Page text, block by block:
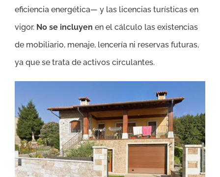
eficiencia energética— y las licencias turísticas en
vigor. No se incluyen en el cálculo las existencias
de mobiliario, menaje, lencería ni reservas futuras,
ya que se trata de activos circulantes.